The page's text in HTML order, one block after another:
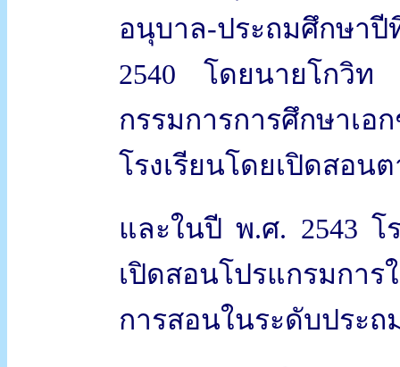
อนุบาล-ประถมศึกษา
2540 โดยนายโกวิท
กรรมการการศึกษ
โรงเรียนโดยเปิดสอน
และในปี พ.ศ. 2543
เปิดสอนโปรแกรมการ
การสอนในระดับประถ